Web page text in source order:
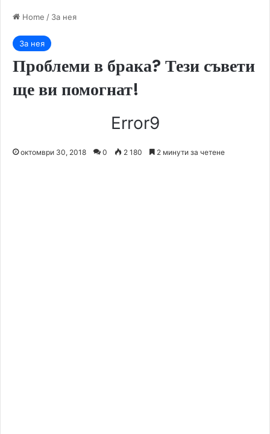
Home / За нея
За нея
Проблеми в брака? Тези съвети
ще ви помогнат!
Error9
октомври 30, 2018 0 2 180 2 минути за четене